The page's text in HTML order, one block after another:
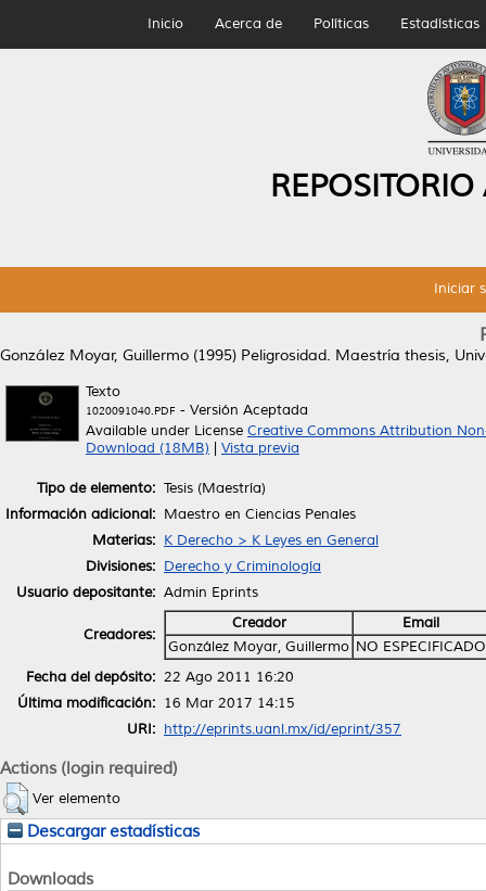
Inicio Acerca de Políticas Estadísticas
Iniciar
González Moyar, Guillermo (1995) Peligrosidad. Maestría thesis,
Texto
1020091040.PDF - Versión Aceptada
Available under License Creative Commons Attribution
Download (18MB)
Vista previa
Tipo de elemento: Tesis (Maestría)
Información adicional: Maestro en Ciencias Penales
Materias: K Derecho > K Leyes en General
Divisiones: Derecho y Criminología
Usuario depositante: Admin Eprints
Creadores:
Creador
Email
González Moyar, Guillermo NO ESPECIFICADO
Fecha del depósito: 22 Ago 2011 16:20
Última modificación: 16 Mar 2017 14:15
URI: http://eprints.uanl.mx/id/eprint/357
Actions (login required)
Ver elemento
Descargar estadísticas
Downloads